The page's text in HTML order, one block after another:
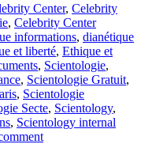
Center, Celebrity
, Celebrity Center
informations, dianétique
et liberté, Ethique et
, Scientologie,
, Scientologie Gratuit,
, Scientologie
Secte, Scientology,
, Scientology internal